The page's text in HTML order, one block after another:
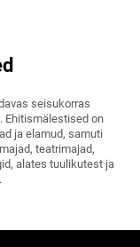
seisukorras
on
ja elamud, samuti
teatrimajad,
alates tuulikutest ja